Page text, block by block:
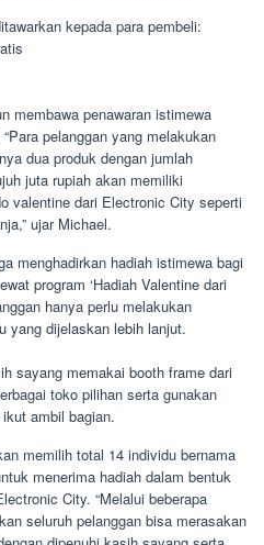
kepada para pembeli:
membawa penawaran istimewa
pelanggan yang melakukan
dua produk dengan jumlah
juta rupiah akan memiliki
valentine dari Electronic City seperti
ujar Michael.
menghadirkan hadiah istimewa bagi
program ‘Hadiah Valentine dari
hanya perlu melakukan
yang dijelaskan lebih lanjut.
sayang memakai booth frame dari
toko pilihan serta gunakan
ambil bagian.
memilih total 14 individu bernama
menerima hadiah dalam bentuk
City. “Melalui beberapa
seluruh pelanggan bisa merasakan